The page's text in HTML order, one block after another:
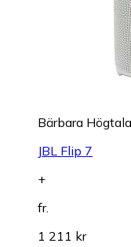
Bärbara
JBL Flip 7
+
fr.
1 211 kr